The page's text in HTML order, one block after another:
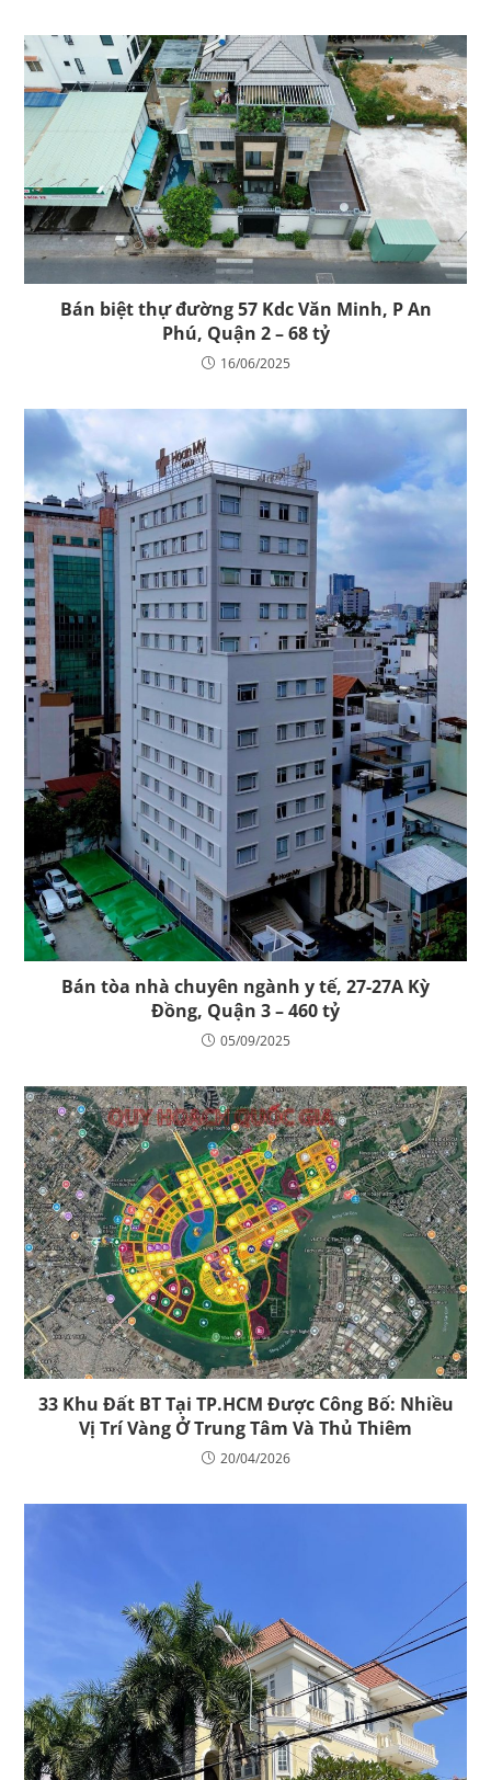
Bán biệt thự đường 57 Kdc Văn Minh, P An
Phú, Quận 2 – 68 tỷ
16/06/2025
Bán tòa nhà chuyên ngành y tế, 27-27A Kỳ
Đồng, Quận 3 – 460 tỷ
05/09/2025
33 Khu Đất BT Tại TP.HCM Được Công Bố: Nhiều
Vị Trí Vàng Ở Trung Tâm Và Thủ Thiêm
20/04/2026